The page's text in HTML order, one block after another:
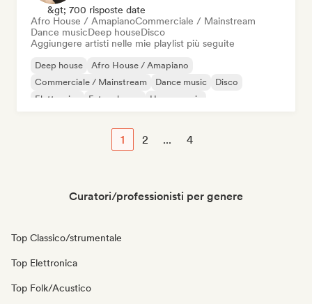
&gt; 700 risposte date
Afro House / AmapianoCommerciale / Mainstream
Dance musicDeep houseDisco
Aggiungere artisti nelle mie playlist più seguite
Deep house
Afro House / Amapiano
Commerciale / Mainstream
Dance music
Disco
Elettronica
Future house House music
1 2 ... 4
Curatori/professionisti per genere
Top Classico/strumentale
Top Elettronica
Top Folk/Acustico